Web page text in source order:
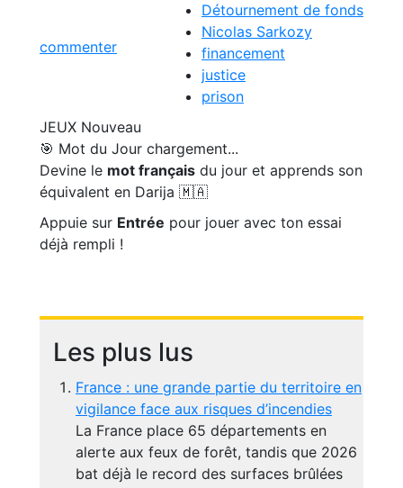
commenter
Détournement de fonds
Nicolas Sarkozy
financement
justice
prison
JEUX Nouveau
🎯 Mot du Jour chargement...
Devine le mot français du jour et apprends son
équivalent en Darija 🇲🇦
Appuie sur Entrée pour jouer avec ton essai
déjà rempli !
Les plus lus
France : une grande partie du territoire en
vigilance face aux risques d’incendies
La France place 65 départements en
alerte aux feux de forêt, tandis que 2026
bat déjà le record des surfaces brûlées